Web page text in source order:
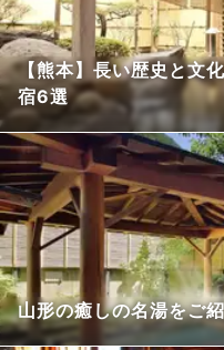
【熊本】長い歴史と文
宿6選
山形の癒しの名湯をご